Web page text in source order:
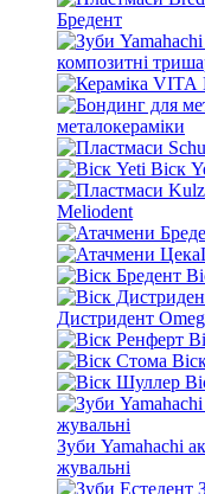
Бредент
композитні
металокераміки
Віск
Meliodent
Дистридент
Зуби Yamahachi
жувальні